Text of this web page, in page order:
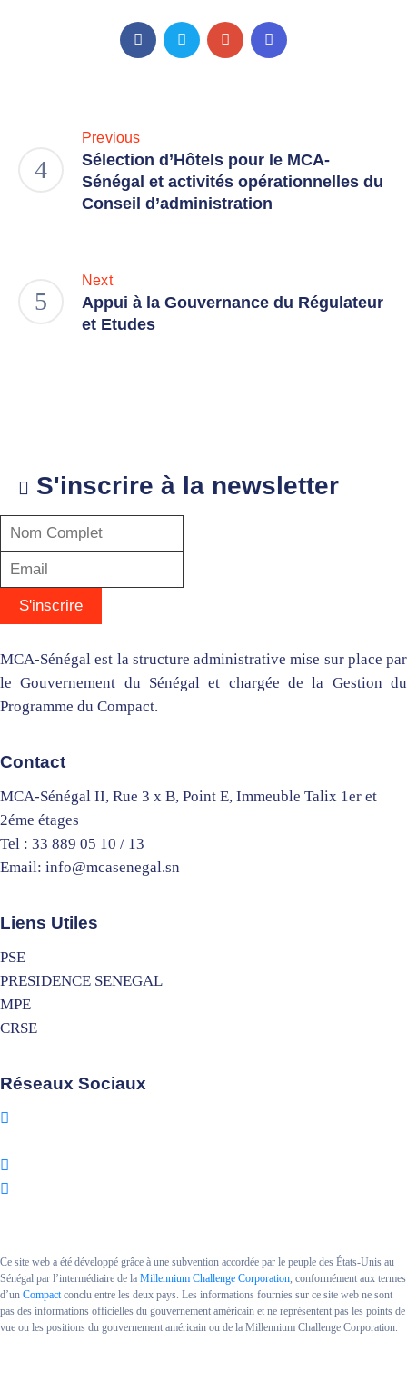
Previous
Sélection d’Hôtels pour le MCA-
Sénégal et activités opérationnelles du
Conseil d’administration
Next
Appui à la Gouvernance du Régulateur
et Etudes
S'inscrire à la newsletter
MCA-Sénégal est la structure administrative mise sur place par
le Gouvernement du Sénégal et chargée de la Gestion du
Programme du Compact.
Contact
MCA-Sénégal II, Rue 3 x B, Point E, Immeuble Talix 1er et
2éme étages
Tel : 33 889 05 10 / 13
Email: info@mcasenegal.sn
Liens Utiles
PSE
PRESIDENCE SENEGAL
MPE
CRSE
Réseaux Sociaux
Ce site web a été développé grâce à une subvention accordée par le peuple des États-Unis au
Sénégal par l’intermédiaire de la Millennium Challenge Corporation , conformément aux termes
d’un Compact conclu entre les deux pays. Les informations fournies sur ce site web ne sont
pas des informations officielles du gouvernement américain et ne représentent pas les points de
vue ou les positions du gouvernement américain ou de la Millennium Challenge Corporation.